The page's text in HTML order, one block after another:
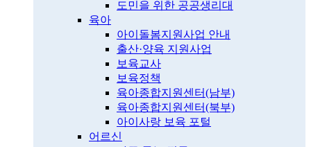
도민을 위한 공공생리대
육아
아이돌봄지원사업 안내
출산·양육 지원사업
보육교사
보육정책
육아종합지원센터(남부)
육아종합지원센터(북부)
아이사랑 보육 포털
어르신